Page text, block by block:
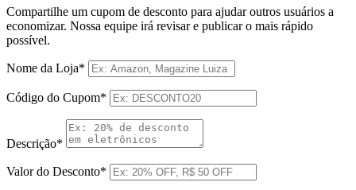
Compartilhe um cupom de desconto para ajudar outros usuários a
economizar. Nossa equipe irá revisar e publicar o mais rápido
possível.
Nome da Loja*
Código do Cupom*
Descrição*
Valor do Desconto*